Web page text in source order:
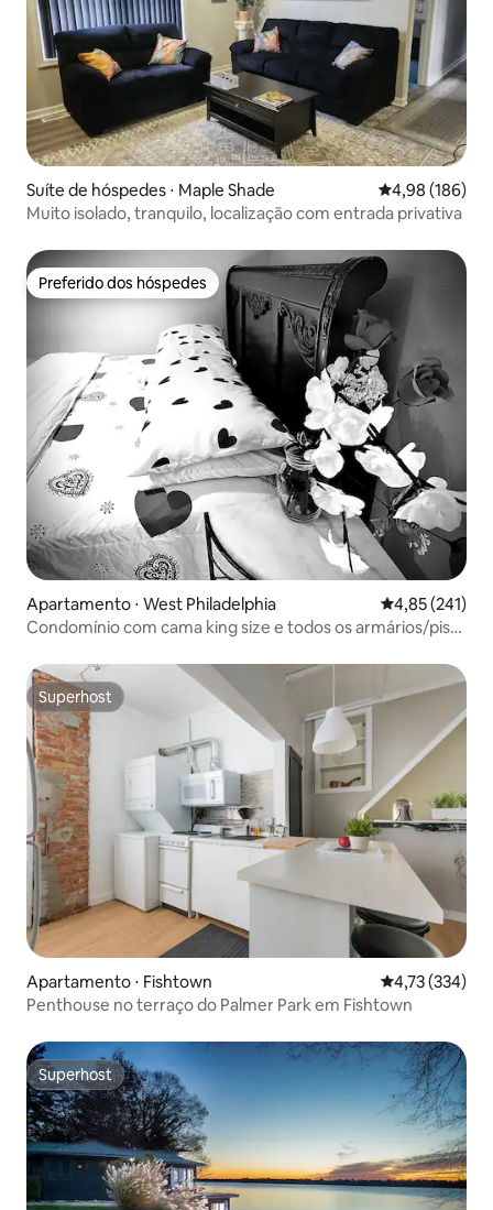
Suíte de hóspedes ⋅ Maple Shade 4,98 de uma
4,98 (186)
Muito isolado, tranquilo, localização com entrada privativa
Preferido dos hóspedes
Preferido dos hóspedes
Apartamento ⋅ West Philadelphia 4,85 de uma
4,85 (241)
Condomínio com cama king size e todos os armários/piso
Superhost
Superhost
Apartamento ⋅ Fishtown 4,73 de uma
4,73 (334)
Penthouse no terraço do Palmer Park em Fishtown
Superhost
Superhost